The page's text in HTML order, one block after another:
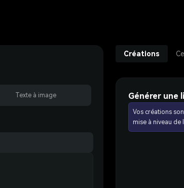
Texte à image
Créations
Générer une
Vos créations
mise à niveau de